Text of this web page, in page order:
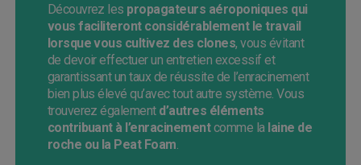
Découvrez les propagateurs aéroponiques qui
vous faciliteront considérablement le travail
lorsque vous cultivez des clones, vous évitant
de devoir effectuer un entretien excessif et
garantissant un taux de réussite de l’enracinement
bien plus élevé qu’avec tout autre système. Vous
trouverez également d’autres éléments
contribuant à l’enracinementcomme la laine de
roche ou la Peat Foam